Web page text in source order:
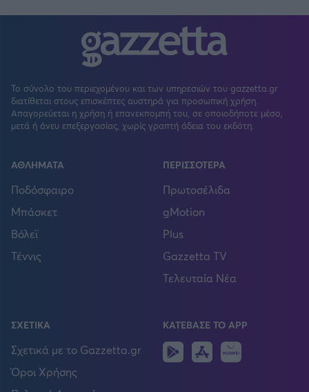
Το σύνολο του περιεχομένου και των υπηρεσιών του gazzetta.gr
διατίθεται στους επισκέπτες αυστηρά για προσωπική χρήση.
Απαγορεύεται η χρήση ή επανεκπομπή του, σε οποιοδήποτε μέσο,
μετά ή άνευ επεξεργασίας, χωρίς γραπτή άδεια του εκδότη.
ΑΘΛΗΜΑΤΑ
Ποδόσφαιρο
Μπάσκετ
Βόλεϊ
Τέννις
ΠΕΡΙΣΣΟΤΕΡΑ
Πρωτοσέλιδα
gMotion
Plus
Gazzetta TV
Τελευταία Νέα
ΣΧΕΤΙΚΑ
Σχετικά με το Gazzetta.gr
Όροι Χρήσης
ΚΑΤΕΒΑΣΕ ΤΟ APP
Android
IOS